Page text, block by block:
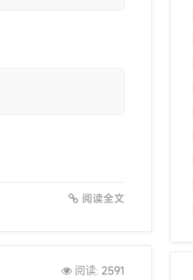
阅读全文
阅读: 2591